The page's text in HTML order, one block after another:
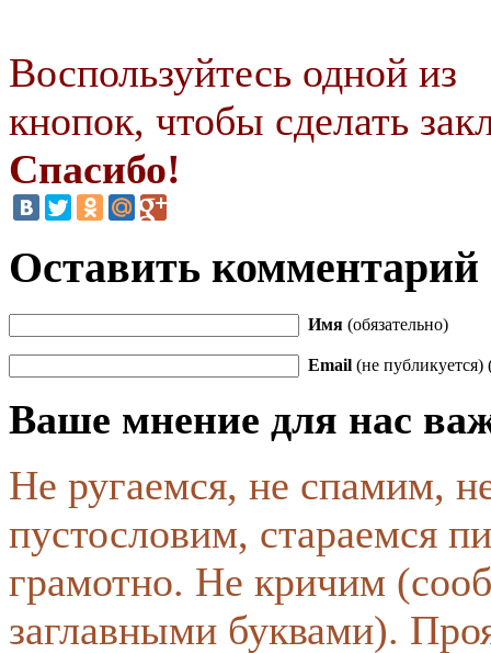
Воспользуйтесь одной из
кнопок, чтобы сделать
Спасибо!
Оставить комментарий
Имя (обязательно)
Email (не публикуется)
Ваше мнение для нас
Не ругаемся, не спамим,
пустословим, стараемся
грамотно. Не кричим
заглавными буквами).